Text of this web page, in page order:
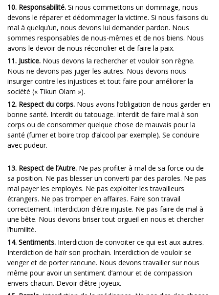
10. Responsabilité. Si nous commettons un dommage, nous
devons le réparer et dédommager la victime. Si nous faisons du
mal à quelqu’un, nous devons lui demander pardon. Nous
sommes responsables de nous-mêmes et de nos biens. Nous
avons le devoir de nous réconcilier et de faire la paix.
11. Justice. Nous devons la rechercher et vouloir son règne.
Nous ne devons pas juger les autres. Nous devons nous
insurger contre les injustices et tout faire pour améliorer la
société (« Tikun Olam »).
12. Respect du corps. Nous avons l’obligation de nous garder en
bonne santé. Interdit du tatouage. Interdit de faire mal à son
corps ou de consommer quelque chose de mauvais pour la
santé (fumer et boire trop d’alcool par exemple). Se conduire
avec pudeur.
13. Respect de l’Autre. Ne pas profiter à mal de sa force ou de
sa position. Ne pas blesser un converti par des paroles. Ne pas
mal payer les employés. Ne pas exploiter les travailleurs
étrangers. Ne pas tromper en affaires. Faire son travail
correctement. Interdiction d’être injuste. Ne pas faire de mal à
une bête. Nous devons briser tout orgueil en nous et chercher
l’humilité.
14. Sentiments. Interdiction de convoiter ce qui est aux autres.
Interdiction de haïr son prochain. Interdiction de vouloir se
venger et de porter rancune. Nous devons travailler sur nous
même pour avoir un sentiment d’amour et de compassion
envers chacun. Devoir d’être joyeux.